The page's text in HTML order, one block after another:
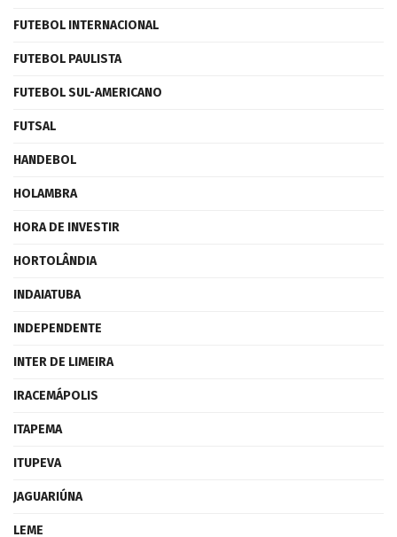
FUTEBOL INTERNACIONAL
FUTEBOL PAULISTA
FUTEBOL SUL-AMERICANO
FUTSAL
HANDEBOL
HOLAMBRA
HORA DE INVESTIR
HORTOLÂNDIA
INDAIATUBA
INDEPENDENTE
INTER DE LIMEIRA
IRACEMÁPOLIS
ITAPEMA
ITUPEVA
JAGUARIÚNA
LEME